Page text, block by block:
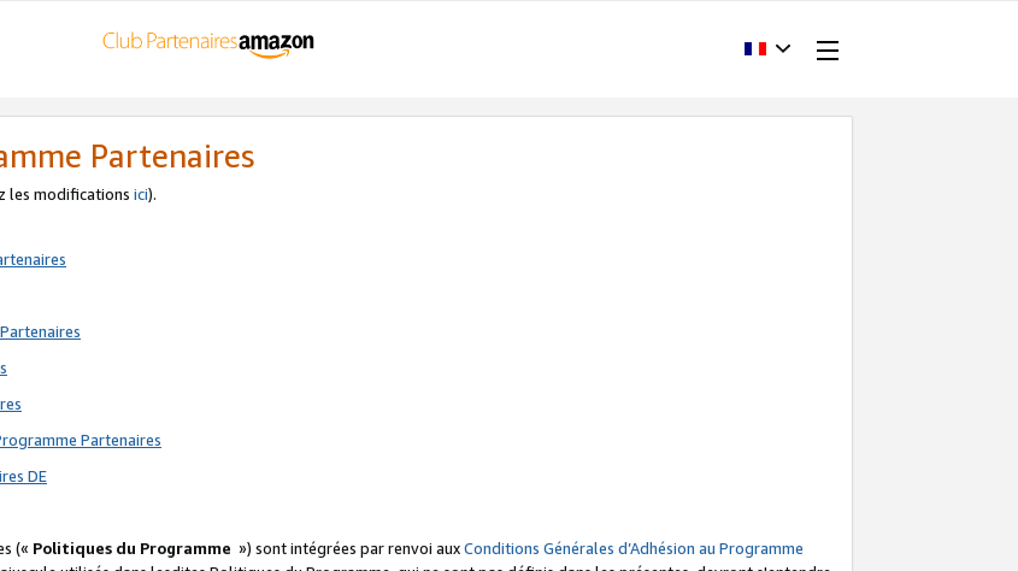
Partenaires
les modifications ici).
Partenaires
DE
(« Politiques du Programme ») sont intégrées par renvoi auxConditions Générales d’Adhésion au Programme